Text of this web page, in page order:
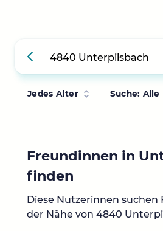
Jedes Alter Suche: Alle
Freundinnen in
finden
Diese Nutzerinnen suchen
der Nähe von 4840